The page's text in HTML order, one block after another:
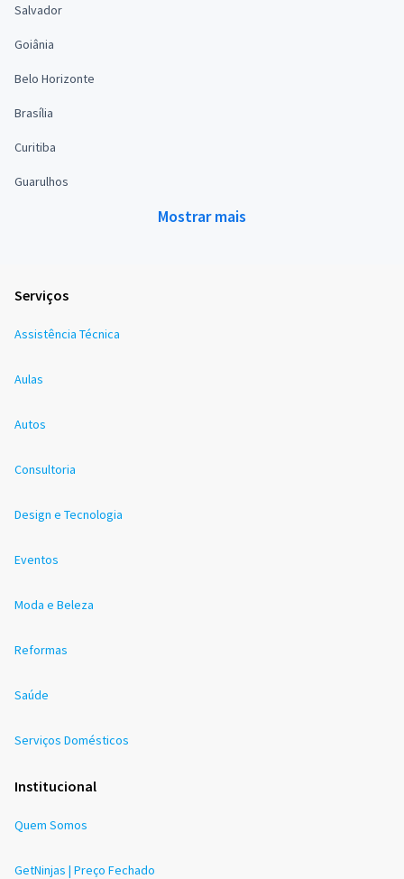
Salvador
Goiânia
Belo Horizonte
Brasília
Curitiba
Guarulhos
Mostrar mais
Serviços
Assistência Técnica
Aulas
Autos
Consultoria
Design e Tecnologia
Eventos
Moda e Beleza
Reformas
Saúde
Serviços Domésticos
Institucional
Quem Somos
GetNinjas | Preço Fechado